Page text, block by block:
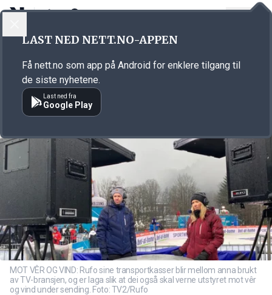
Annonsørinnhold
MOT VÊR OG VIND: Rufo sine transportkasser blir mellom anna brukt
av TV-bransjen, og er laga slik at dei også skal verne utstyret mot vêr
og vind under sending. Foto: TV2/Rufo
LAST NED NETT.NO-APPEN
Få nett.no som app på Android for enklere tilgang til
de siste nyhetene.
Last ned fra
Google Play